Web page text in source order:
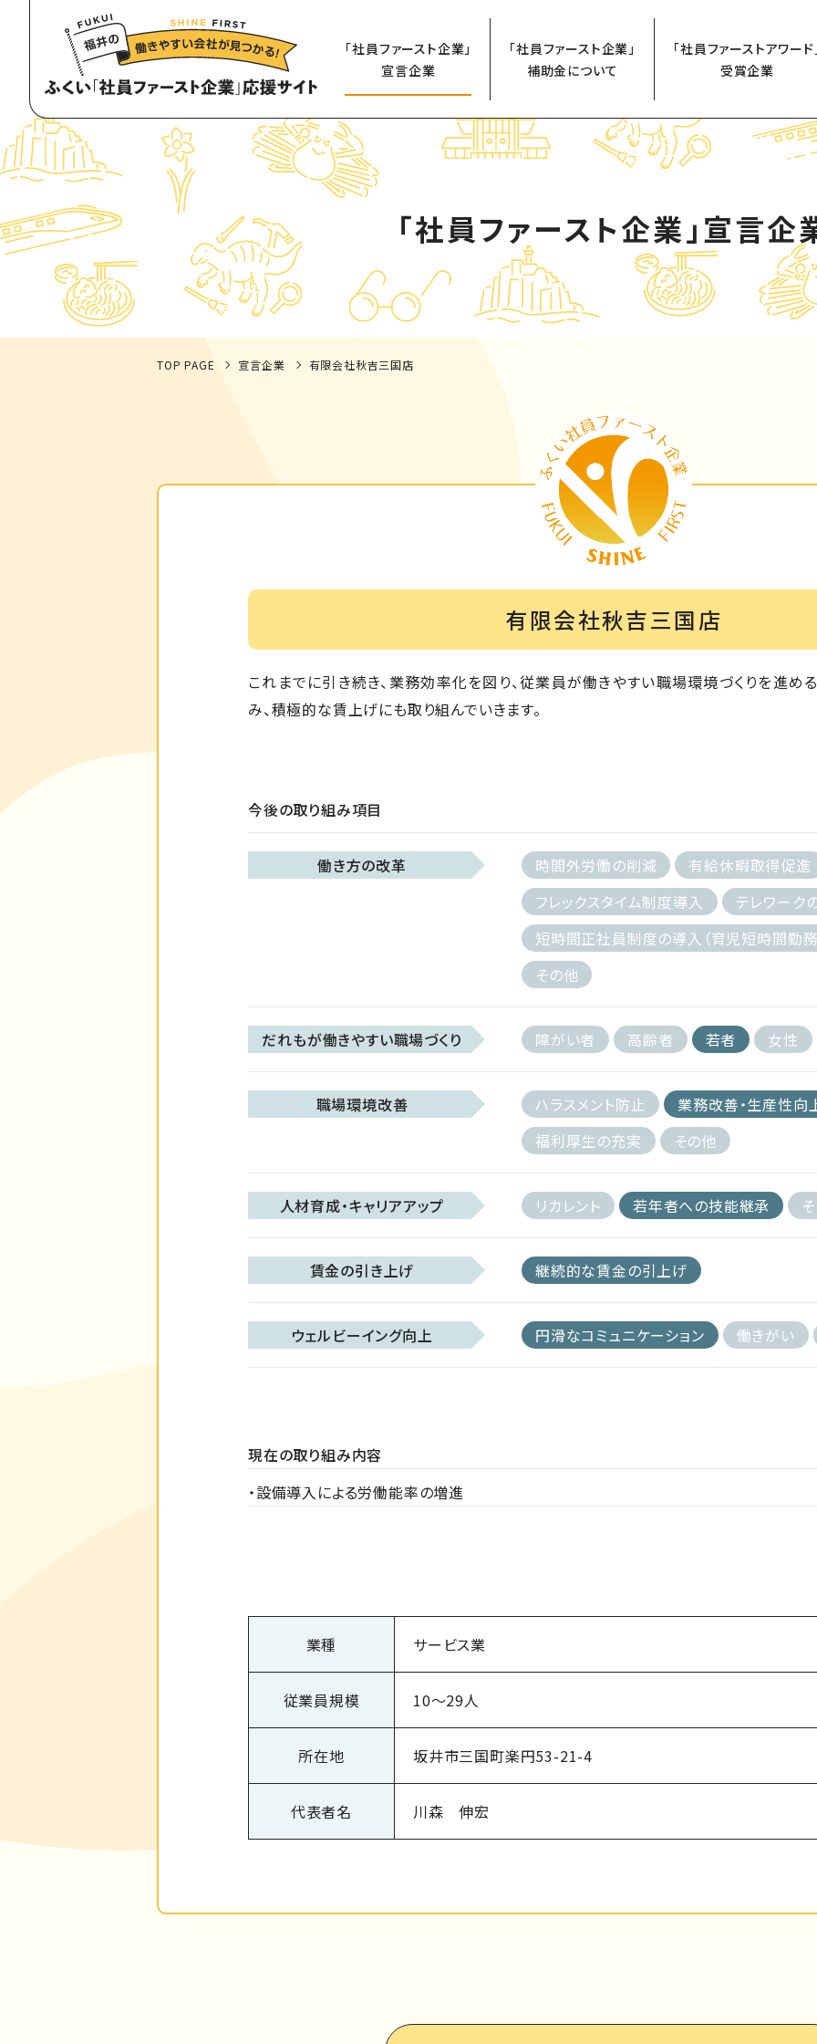
「社員ファースト企業」
宣言企業
「社員ファースト企業」
補助金について
「社員ファーストアワード
受賞企業
「社員ファースト企業」宣言企
TOP PAGE 宣言企業 有限会社秋吉三国店
有限会社秋吉三国店
これまでに引き続き、業務効率化を図り、従業員が働きやすい職場環境づくりを進め
み、積極的な賃上げにも取り組んでいきます。
今後の取り組み項目
働き方の改革 時間外労働の削減
有給休暇取得促進
フレックスタイム制度導入
テレワーク
短時間正社員制度の導入（育児短時間勤務
その他
だれもが働きやすい職場づくり 障がい者 高齢者 若者 女性
職場環境改善 ハラスメント防止
業務改善・生産性向
福利厚生の充実
その他
人材育成・キャリアアップ リカレント 若年者への技能継承
賃金の引き上げ 継続的な賃金の引上げ
ウェルビーイング向上 円滑なコミュニケーション 働きがい
現在の取り組み内容
・設備導入による労働能率の増進
業種 サービス業
従業員規模 10～29人
所在地 坂井市三国町楽円53-21-4
代表者名 川森 伸宏